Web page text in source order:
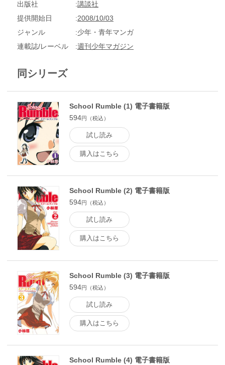
出版社
講談社
提供開始日
2008/10/03
ジャンル
少年・青年マンガ
連載誌/レーベル
週刊少年マガジン
同シリーズ
School Rumble (1) 電子書籍版
594円（税込）
試し読み
購入はこちら
School Rumble (2) 電子書籍版
594円（税込）
試し読み
購入はこちら
School Rumble (3) 電子書籍版
594円（税込）
試し読み
購入はこちら
School Rumble (4) 電子書籍版